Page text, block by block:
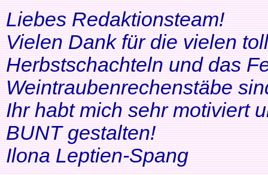
Liebes Redaktionsteam!
Vielen Dank für die vielen
Herbstschachteln und das
Weintraubenrechenstäbe
Ihr habt mich sehr motiviert
BUNT gestalten!
Ilona Leptien-Spang